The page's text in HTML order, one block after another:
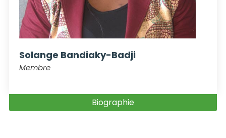
Solange Bandiaky-Badji
Membre
Biographie